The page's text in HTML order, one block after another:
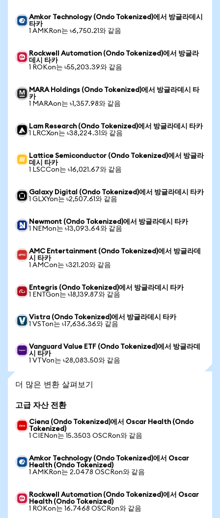
Amkor Technology (Ondo Tokenized)에서 방글라데시
타카
1 AMKRon는 ৳6,750.21와 같음
Rockwell Automation (Ondo Tokenized)에서 방글라
데시 타카
1 ROKon는 ৳55,203.39와 같음
MARA Holdings (Ondo Tokenized)에서 방글라데시 타
카
1 MARAon는 ৳1,357.98와 같음
Lam Research (Ondo Tokenized)에서 방글라데시 타카
1 LRCXon는 ৳38,224.31와 같음
Lattice Semiconductor (Ondo Tokenized)에서 방글라
데시 타카
1 LSCCon는 ৳16,021.67와 같음
Galaxy Digital (Ondo Tokenized)에서 방글라데시 타카
1 GLXYon는 ৳2,507.61와 같음
Newmont (Ondo Tokenized)에서 방글라데시 타카
1 NEMon는 ৳13,093.64와 같음
AMC Entertainment (Ondo Tokenized)에서 방글라데
시 타카
1 AMCon는 ৳321.20와 같음
Entegris (Ondo Tokenized)에서 방글라데시 타카
1 ENTGon는 ৳18,139.87와 같음
Vistra (Ondo Tokenized)에서 방글라데시 타카
1 VSTon는 ৳17,636.36와 같음
Vanguard Value ETF (Ondo Tokenized)에서 방글라데
시 타카
1 VTVon는 ৳28,083.50와 같음
더 많은 변환 살펴보기
고급 자산 전환
Ciena (Ondo Tokenized)에서 Oscar Health (Ondo
Tokenized)
1 CIENon는 15.3503 OSCRon와 같음
Amkor Technology (Ondo Tokenized)에서 Oscar
Health (Ondo Tokenized)
1 AMKRon는 2.0478 OSCRon와 같음
Rockwell Automation (Ondo Tokenized)에서 Oscar
Health (Ondo Tokenized)
1 ROKon는 16.7468 OSCRon와 같음